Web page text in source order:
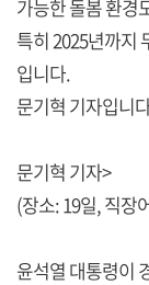
가능한 돌봄 환경
특히 2025년까지
입니다.
문기혁 기자입니
문기혁 기자>
(장소: 19일, 직장
윤석열 대통령이